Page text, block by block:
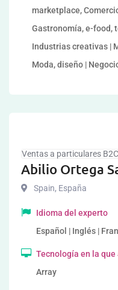
marketplace,
Gastronomía, e-food,
Industrias creativas |
Moda, diseño |
Ventas a particulares B2C
Abilio Ortega
Spain, España
Idioma del experto
Español | Inglés |
Tecnología en la que
Array